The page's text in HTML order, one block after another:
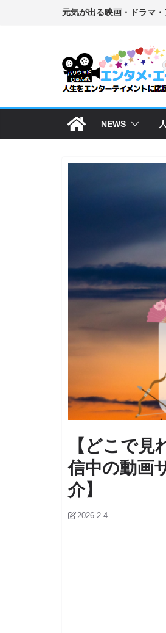
ス
NEWS
【どこで
信中の動画
介】
2026.2.4